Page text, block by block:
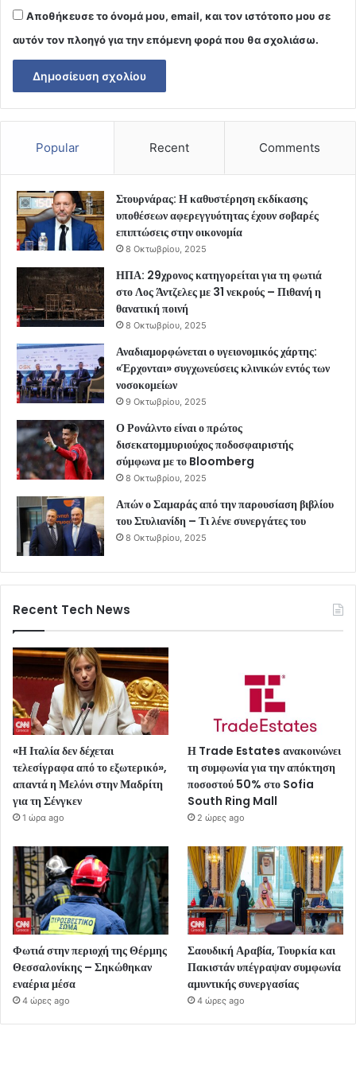
Αποθήκευσε το όνομά μου, email, και τον ιστότοπο μου σε
αυτόν τον πλοηγό για την επόμενη φορά που θα σχολιάσω.
Popular Recent Comments
Στουρνάρας: Η καθυστέρηση εκδίκασης
υποθέσεων αφερεγγυότητας έχουν σοβαρές
επιπτώσεις στην οικονομία
8 Οκτωβρίου, 2025
ΗΠΑ: 29χρονος κατηγορείται για τη φωτιά
στο Λος Άντζελες με 31 νεκρούς – Πιθανή η
θανατική ποινή
8 Οκτωβρίου, 2025
Αναδιαμορφώνεται ο υγειονομικός χάρτης:
«Έρχονται» συγχωνεύσεις κλινικών εντός των
νοσοκομείων
9 Οκτωβρίου, 2025
Ο Ρονάλντο είναι ο πρώτος
δισεκατομμυριούχος ποδοσφαιριστής
σύμφωνα με το Bloomberg
8 Οκτωβρίου, 2025
Απών ο Σαμαράς από την παρουσίαση βιβλίου
του Στυλιανίδη – Τι λένε συνεργάτες του
8 Οκτωβρίου, 2025
Recent Tech News
«Η Ιταλία δεν δέχεται
τελεσίγραφα από το εξωτερικό»,
απαντά η Μελόνι στην Μαδρίτη
για τη Σένγκεν
1 ώρα ago
Η Trade Estates ανακοινώνει
τη συμφωνία για την απόκτηση
ποσοστού 50% στο Sofia
South Ring Mall
2 ώρες ago
Φωτιά στην περιοχή της Θέρμης
Θεσσαλονίκης – Σηκώθηκαν
εναέρια μέσα
4 ώρες ago
Σαουδική Αραβία, Τουρκία και
Πακιστάν υπέγραψαν συμφωνία
αμυντικής συνεργασίας
4 ώρες ago